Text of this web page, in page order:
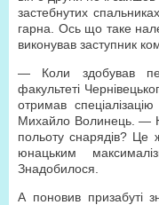
застебнутих
гарна. Ось що таке
виконував заступник
— Коли здобував
факультеті
отримав
Михайло Волинець. —
польоту снарядів? Це
юнацьким
Знадобилося.
А поновив призабуті